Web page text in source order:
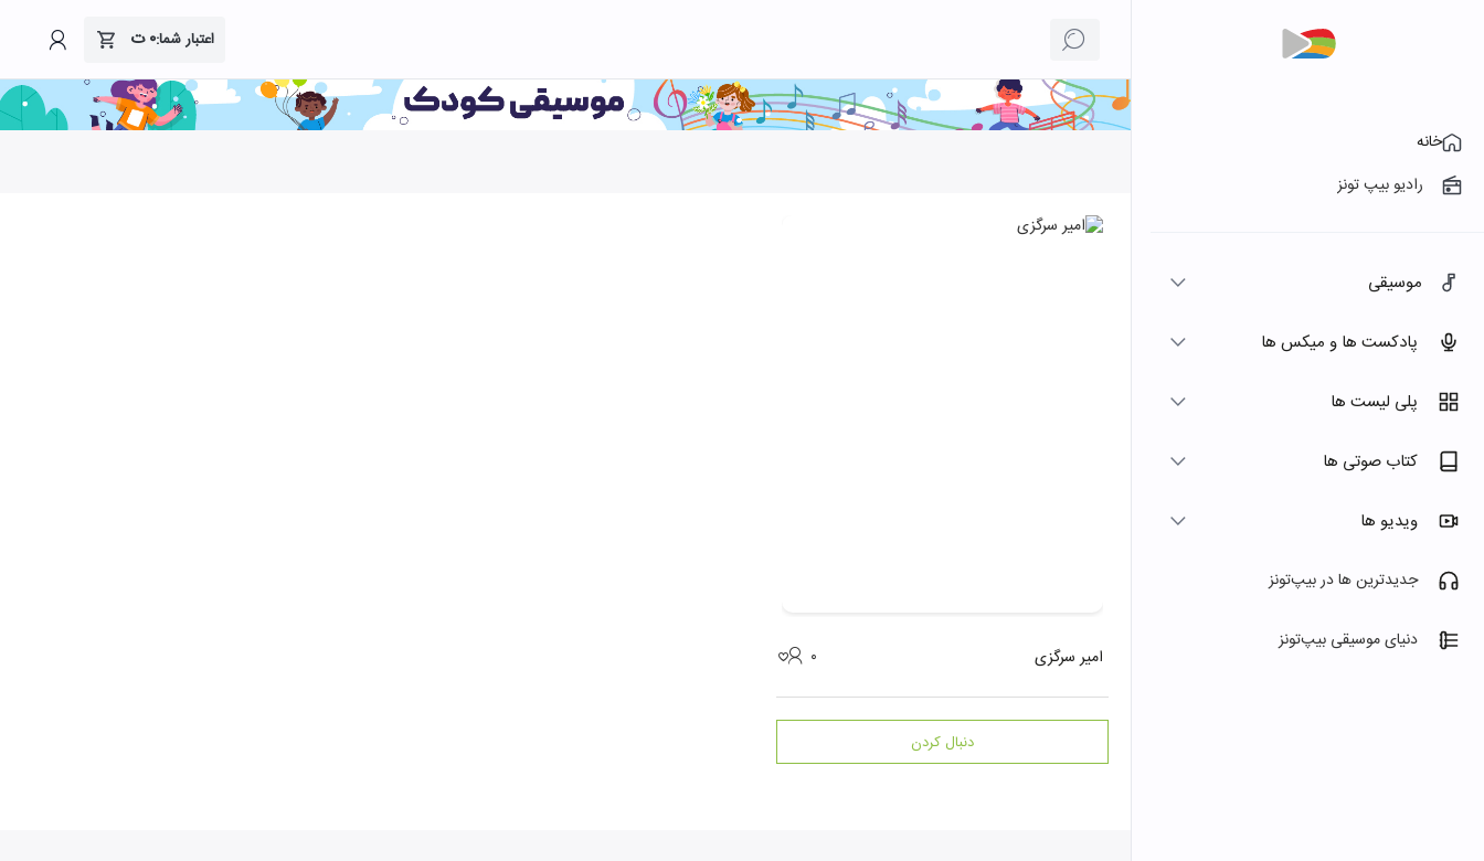
اعتبار شما:۰ت
خانه
رادیو بیپ تونز
موسیقی
پادکست ها و میکس ها
پلی لیست ها
کتاب صوتی ها
ویدیو ها
جدیدترین ها در بیپ‌تونز
دنیای موسیقی بیپ‌تونز
امیر سرگزی ۰
دنبال کردن